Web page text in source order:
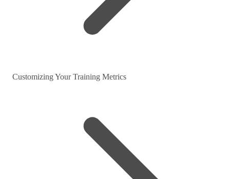
Customizing Your Training Metrics